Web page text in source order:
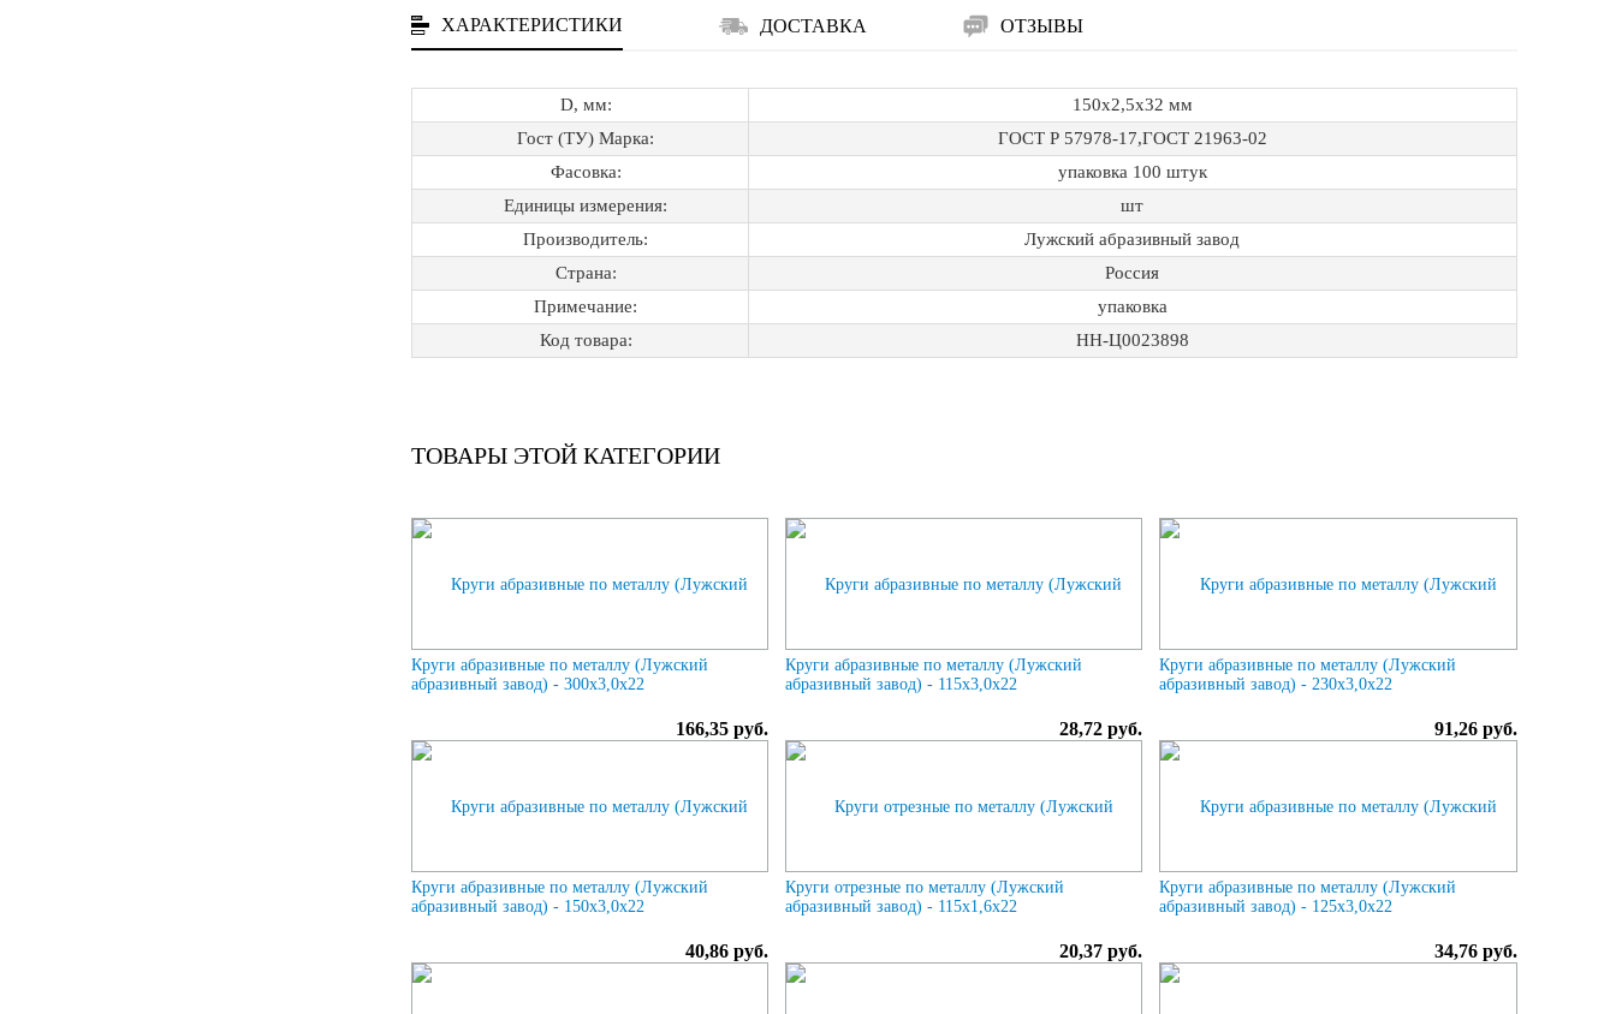
ХАРАКТЕРИСТИКИ ДОСТАВКА ОТЗЫВЫ
D, мм:
150х2,5х32 мм
Гост (ТУ) Марка:
ГОСТ Р 57978-17,ГОСТ 21963-02
Фасовка:
упаковка 100 штук
Единицы измерения:
шт
Производитель:
Лужский абразивный завод
Страна:
Россия
Примечание:
упаковка
Код товара:
НН-Ц0023898
ТОВАРЫ ЭТОЙ КАТЕГОРИИ
Круги абразивные по металлу (Лужский
абразивный завод) - 300х3,0х22
166,35 руб.
Круги абразивные по металлу (Лужский
абразивный завод) - 115х3,0х22
28,72 руб.
Круги абразивные по металлу (Лужский
абразивный завод) - 230х3,0х22
91,26 руб.
Круги абразивные по металлу (Лужский
абразивный завод) - 150х3,0х22
40,86 руб.
Круги отрезные по металлу (Лужский
абразивный завод) - 115х1,6х22
20,37 руб.
Круги абразивные по металлу (Лужский
абразивный завод) - 125х3,0х22
34,76 руб.